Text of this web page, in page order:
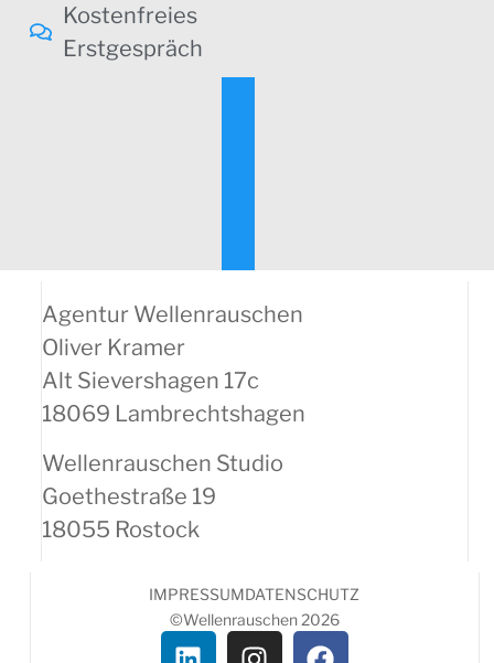
Kostenfreies
Erstgespräch
Agentur Wellenrauschen
Oliver Kramer
Alt Sievershagen 17c
18069 Lambrechtshagen
Wellenrauschen Studio
Goethestraße 19
18055 Rostock
IMPRESSUMDATENSCHUTZ
©Wellenrauschen 2026